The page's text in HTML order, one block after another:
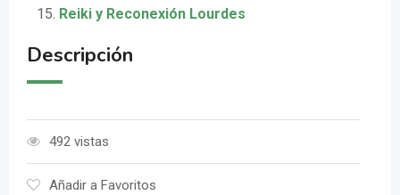
Reiki y Reconexión Lourdes
Descripción
492 vistas
Añadir a Favoritos